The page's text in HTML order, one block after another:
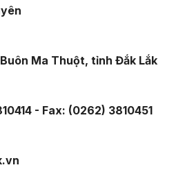
Ma Thuột, tỉnh Đắk Lắk
- Fax: (0262) 3810451